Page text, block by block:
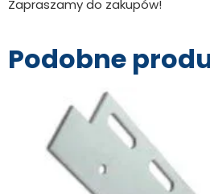
Zapraszamy do zakupów!
Podobne